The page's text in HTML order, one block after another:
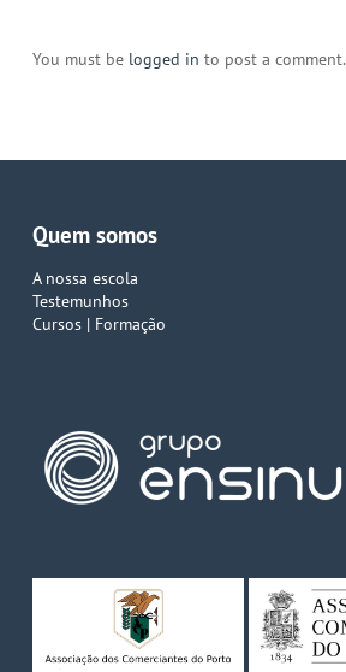
You must be logged in to post a comment.
Quem somos
A nossa escola
Testemunhos
Cursos | Formação